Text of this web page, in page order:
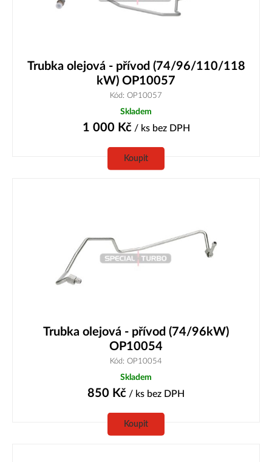
Trubka olejová - přívod (74/96/110/118
kW) OP10057
Kód: OP10057
Skladem
1 000 Kč/ ks bez DPH
Koupit
Trubka olejová - přívod (74/96kW)
OP10054
Kód: OP10054
Skladem
850 Kč / ks bez DPH
Koupit